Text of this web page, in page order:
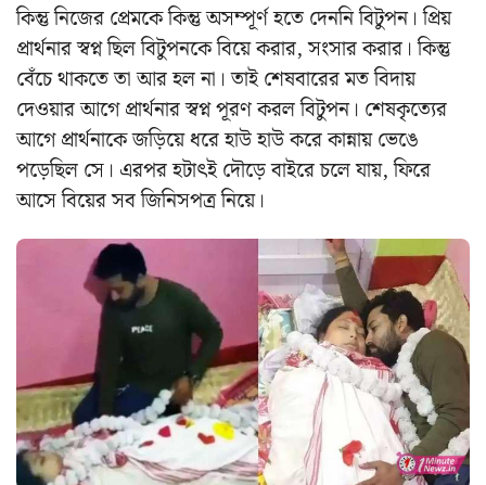
কিন্তু নিজের প্রেমকে কিন্তু অসম্পূর্ণ হতে দেননি বিটুপন। প্রিয়
প্রার্থনার স্বপ্ন ছিল বিটুপনকে বিয়ে করার, সংসার করার। কিন্তু
বেঁচে থাকতে তা আর হল না। তাই শেষবারের মত বিদায়
দেওয়ার আগে প্রার্থনার স্বপ্ন পূরণ করল বিটুপন। শেষকৃত্যের
আগে প্রার্থনাকে জড়িয়ে ধরে হাউ হাউ করে কান্নায় ভেঙে
পড়েছিল সে। এরপর হটাৎই দৌড়ে বাইরে চলে যায়, ফিরে
আসে বিয়ের সব জিনিসপত্র নিয়ে।